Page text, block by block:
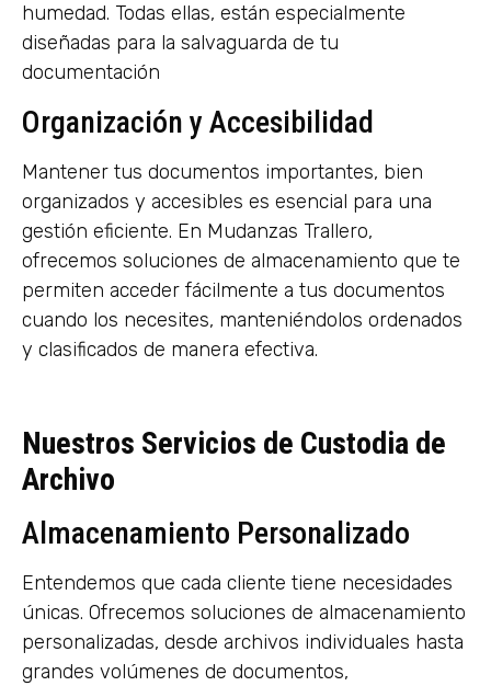
humedad. Todas ellas, están especialmente
diseñadas para la salvaguarda de tu
documentación
Organización y Accesibilidad
Mantener tus documentos importantes, bien
organizados y accesibles es esencial para una
gestión eficiente. En Mudanzas Trallero,
ofrecemos soluciones de almacenamiento que te
permiten acceder fácilmente a tus documentos
cuando los necesites, manteniéndolos ordenados
y clasificados de manera efectiva.
Nuestros Servicios de Custodia de
Archivo
Almacenamiento Personalizado
Entendemos que cada cliente tiene necesidades
únicas. Ofrecemos soluciones de almacenamiento
personalizadas, desde archivos individuales hasta
grandes volúmenes de documentos,